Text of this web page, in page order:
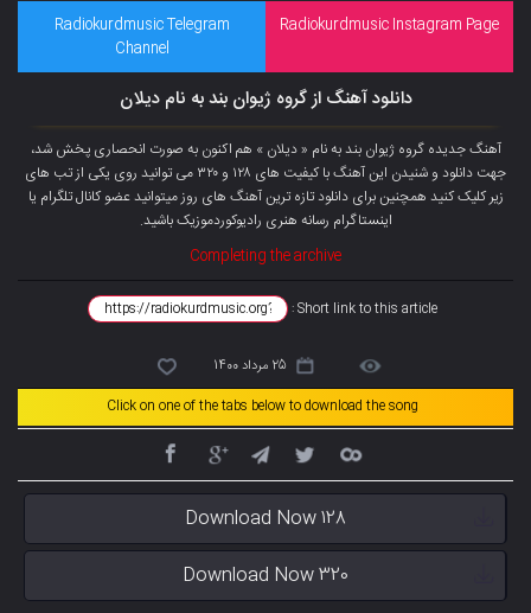
Radiokurdmusic Instagram Page
Radiokurdmusic Telegram
Channel
دانلود آهنگ از گروه ژیوان بند به نام دیلان
آهنگ جدیده گروه ژیوان بند به نام « دیلان » هم اکنون به صورت انحصاری پخش شد،
جهت دانلود و شنیدن این آهنگ با کیفیت های ۱۲۸ و ۳۲۰ می توانید روی یکی از تب های
زیر کلیک کنید همچنین برای دانلود تازه ترین آهنگ های روز میتوانیدعضو کانال تلگرام یا
اینستاگرام رسانه هنری رادیوکوردموزیک باشید.
Completing the archive
Short link to this article :
25 مرداد 1400
Click on one of the tabs below to download the song
Download Now 128
Download Now 320